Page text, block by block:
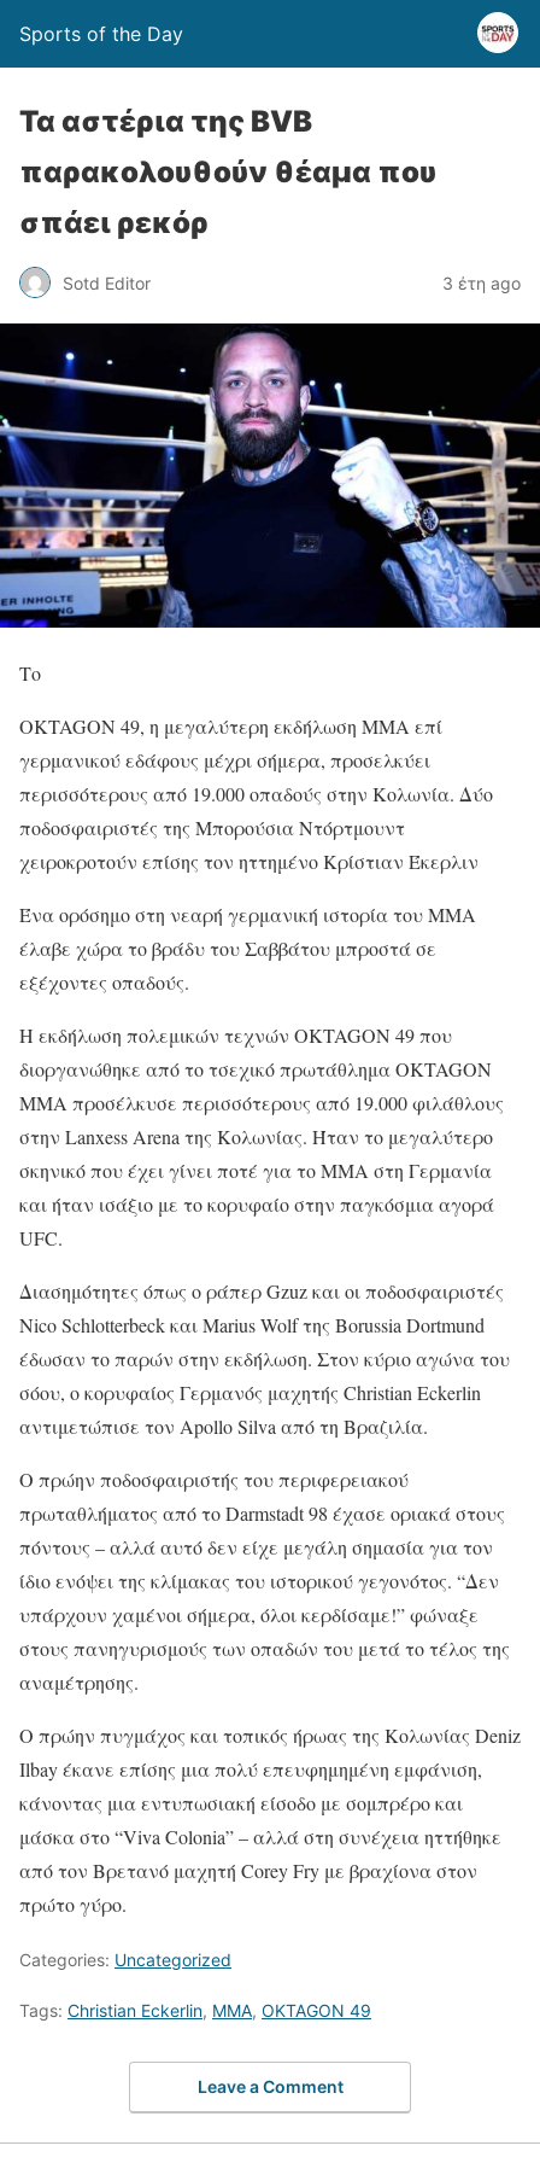
Sports of the Day
Τα αστέρια της BVB
παρακολουθούν θέαμα που
σπάει ρεκόρ
Sotd Editor 3 έτη ago
Το
OKTAGON 49, η μεγαλύτερη εκδήλωση ΜΜΑ επί
γερμανικού εδάφους μέχρι σήμερα, προσελκύει
περισσότερους από 19.000 οπαδούς στην Κολωνία. Δύο
ποδοσφαιριστές της Μπορούσια Ντόρτμουντ
χειροκροτούν επίσης τον ηττημένο Κρίστιαν Έκερλιν
Ένα ορόσημο στη νεαρή γερμανική ιστορία του MMA
έλαβε χώρα το βράδυ του Σαββάτου μπροστά σε
εξέχοντες οπαδούς.
Η εκδήλωση πολεμικών τεχνών OKTAGON 49 που
διοργανώθηκε από το τσεχικό πρωτάθλημα OKTAGON
MMA προσέλκυσε περισσότερους από 19.000 φιλάθλους
στην Lanxess Arena της Κολωνίας. Ήταν το μεγαλύτερο
σκηνικό που έχει γίνει ποτέ για το ΜΜΑ στη Γερμανία
και ήταν ισάξιο με το κορυφαίο στην παγκόσμια αγορά
UFC.
Διασημότητες όπως ο ράπερ Gzuz και οι ποδοσφαιριστές
Nico Schlotterbeck και Marius Wolf της Borussia Dortmund
έδωσαν το παρών στην εκδήλωση. Στον κύριο αγώνα του
σόου, ο κορυφαίος Γερμανός μαχητής Christian Eckerlin
αντιμετώπισε τον Apollo Silva από τη Βραζιλία.
Ο πρώην ποδοσφαιριστής του περιφερειακού
πρωταθλήματος από το Darmstadt 98 έχασε οριακά στους
πόντους – αλλά αυτό δεν είχε μεγάλη σημασία για τον
ίδιο ενόψει της κλίμακας του ιστορικού γεγονότος. “Δεν
υπάρχουν χαμένοι σήμερα, όλοι κερδίσαμε!” φώναξε
στους πανηγυρισμούς των οπαδών του μετά το τέλος της
αναμέτρησης.
Ο πρώην πυγμάχος και τοπικός ήρωας της Κολωνίας Deniz
Ilbay έκανε επίσης μια πολύ επευφημημένη εμφάνιση,
κάνοντας μια εντυπωσιακή είσοδο με σομπρέρο και
μάσκα στο “Viva Colonia” – αλλά στη συνέχεια ηττήθηκε
από τον Βρετανό μαχητή Corey Fry με βραχίονα στον
πρώτο γύρο.
Categories: Uncategorized
Tags: Christian Eckerlin, MMA, OKTAGON 49
Leave a Comment